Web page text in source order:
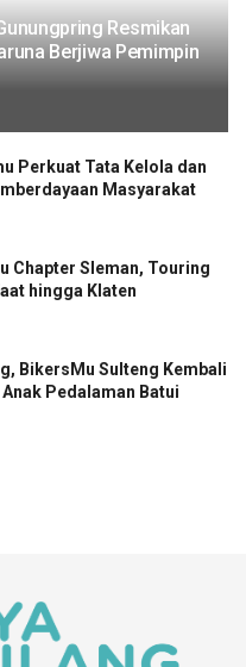
Resmikan
Berjiwa Pemimpin
Perkuat Tata Kelola dan
Masyarakat
Chapter Sleman, Touring
hingga Klaten
BikersMu Sulteng Kembali
Pedalaman Batui